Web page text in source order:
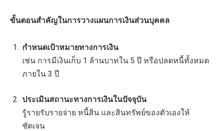
ขั้นตอนสำคัญในการวางแผนการเงินส่วนบุคคล
กำหนดเป้าหมายทางการเงิน
เช่น การมีเงินเก็บ 1 ล้านบาทใน 5 ปี หรือปลดหนี้ทั้งหมด
ภายใน 3 ปี
ประเมินสถานะทางการเงินในปัจจุบัน
รู้รายรับรายจ่าย หนี้สิน และสินทรัพย์ของตัวเองให้
ชัดเจน